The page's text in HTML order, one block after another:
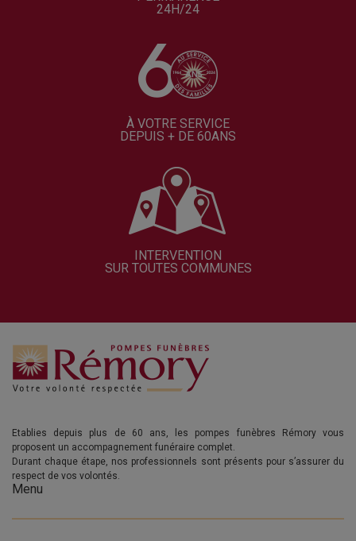
24H/24
À VOTRE SERVICE
DEPUIS + DE 60ANS
INTERVENTION
SUR TOUTES COMMUNES
Etablies depuis plus de 60 ans, les pompes funèbres Rémory vous
proposent un accompagnement funéraire complet.
Durant chaque étape, nos professionnels sont présents pour s’assurer du
respect de vos volontés.
Menu